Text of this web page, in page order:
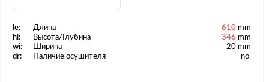
le: Длина 610 mm
hi:
Высота/Глубина 346 mm
wi:
Ширина
20 mm
dr:
Наличие осушителя no